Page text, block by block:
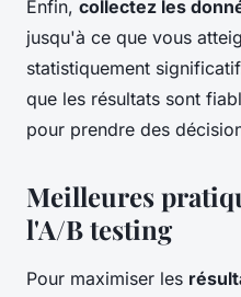
Enfin, collectez les
jusqu'à ce que vous
statistiquement
que les résultats sont
pour prendre des
Meilleures
l'A/B testing
Pour maximiser les